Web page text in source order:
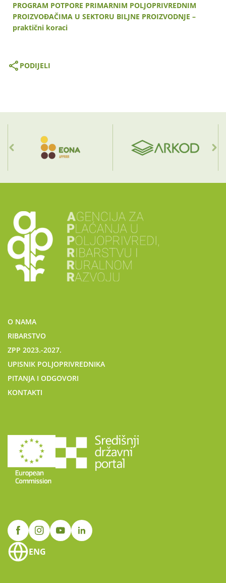
PROGRAM POTPORE PRIMARNIM POLJOPRIVREDNIM
PROIZVOĐAČIMA U SEKTORU BILJNE PROIZVODNJE –
praktični koraci
PODIJELI
O NAMA
RIBARSTVO
ZPP 2023.-2027.
UPISNIK POLJOPRIVREDNIKA
PITANJA I ODGOVORI
KONTAKTI
ENG